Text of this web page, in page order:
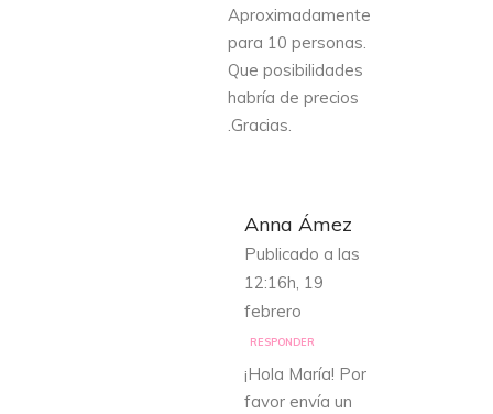
Aproximadamente
para 10 personas.
Que posibilidades
habría de precios
.Gracias.
Anna Ámez
Publicado a las
12:16h, 19
febrero
RESPONDER
¡Hola María! Por
favor envía un